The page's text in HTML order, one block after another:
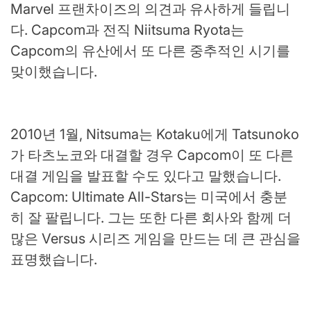
Marvel 프랜차이즈의 의견과 유사하게 들립니
다. Capcom과 전직 Niitsuma Ryota는
Capcom의 유산에서 또 다른 중추적인 시기를
맞이했습니다.
2010년 1월, Nitsuma는 Kotaku에게 Tatsunoko
가 타츠노코와 대결할 경우 Capcom이 또 다른
대결 게임을 발표할 수도 있다고 말했습니다.
Capcom: Ultimate All-Stars는 미국에서 충분
히 잘 팔립니다. 그는 또한 다른 회사와 함께 더
많은 Versus 시리즈 게임을 만드는 데 큰 관심을
표명했습니다.